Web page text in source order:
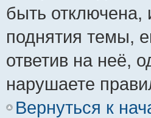
быть отключена,
поднятия темы,
ответив на неё,
нарушаете
Вернуться к